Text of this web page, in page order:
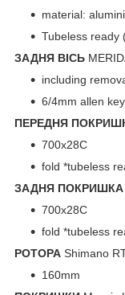
material:
Tubeless ready
ЗАДНЯ ВІСЬ
including
6/4mm allen key
ПЕРЕДНЯ
700x28C
fold *tubeless
ЗАДНЯ ПОКРИШКА
700x28C
fold *tubeless
РОТОРА Shimano
160mm